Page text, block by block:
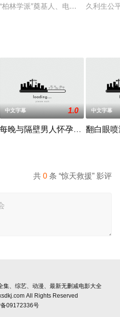
茅庐的绘本作家，凭借着处女作
“柏林学派”奠基人、电影大师安格拉
久利生公
口
中文字幕 1.0
每晚与隔壁男人怀孕性爱
中文字幕
翻白眼
共0 条 “惊天救援” 影评
集、综艺、动漫、最新无删减电影大全
All Rights Reserved
09172336号